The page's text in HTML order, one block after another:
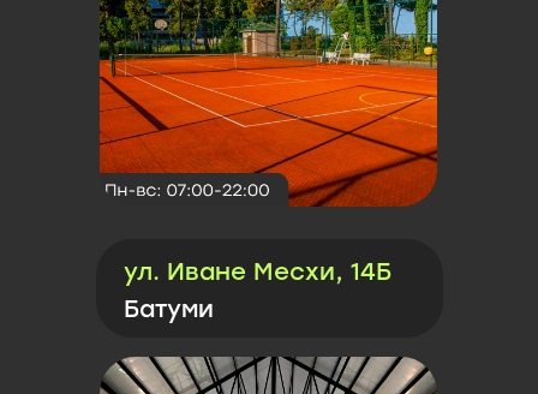
ул. Иване Месхи, 14Б
Батуми